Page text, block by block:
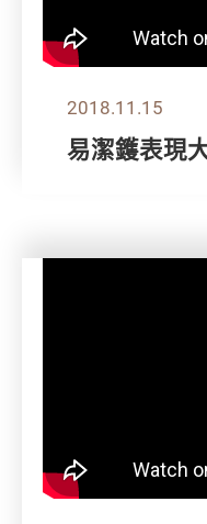
2018.11.15
易潔鑊表現